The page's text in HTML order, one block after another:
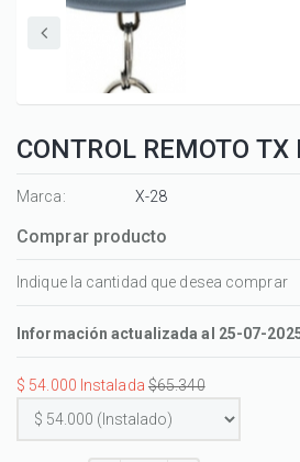
CONTROL REMOTO TX
Marca: X-28
Comprar producto
Indique la cantidad que desea comprar
Información actualizada al 25-07-
$ 54.000 Instalada $65.340